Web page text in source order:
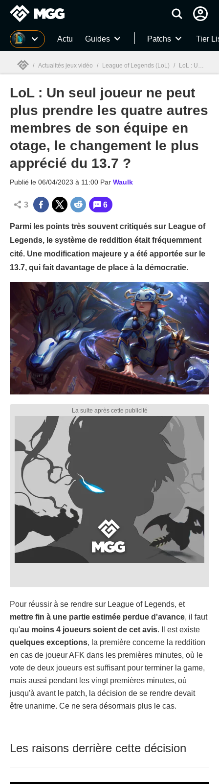
MGG Actu Guides Patchs Tier
MGG
/ Actualités jeux vidéo / League of Legends (LoL) / LoL : Un seul joueur ne peut plus prendre les quatre autres membres de son équipe en otage, le changement le plus apprécié du 13.7 ?
LoL : Un seul joueur ne peut
plus prendre les quatre autres
membres de son équipe en
otage, le changement le plus
apprécié du 13.7 ?
Publié le 06/04/2023 à 11:00 Par Waulk
3 6
Parmi les points très souvent critiqués sur League of
Legends, le système de reddition était fréquemment
cité. Une modification majeure y a été apportée sur le
13.7, qui fait davantage de place à la démocratie.
Pour réussir à se rendre sur League of Legends, et
mettre fin à une partie estimée perdue d'avance, il faut
qu'au moins 4 joueurs soient de cet avis. Il est existe
quelques exceptions, la première concerne la reddition
en cas de joueur AFK dans les premières minutes, où le
vote de deux joueurs est suffisant pour terminer la game,
mais aussi pendant les vingt premières minutes, où
jusqu'à avant le patch, la décision de se rendre devait
être unanime. Ce ne sera désormais plus le cas.
Les raisons derrière cette décision